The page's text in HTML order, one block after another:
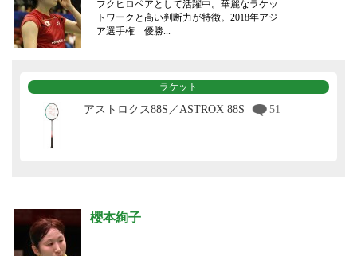
フクヒロペアとして活躍中。華麗なラケッ
トワークと高い判断力が特徴。2018年アジ
ア選手権 優勝...
ラケット
アストロクス88S／ASTROX 88S 51
櫻本絢子